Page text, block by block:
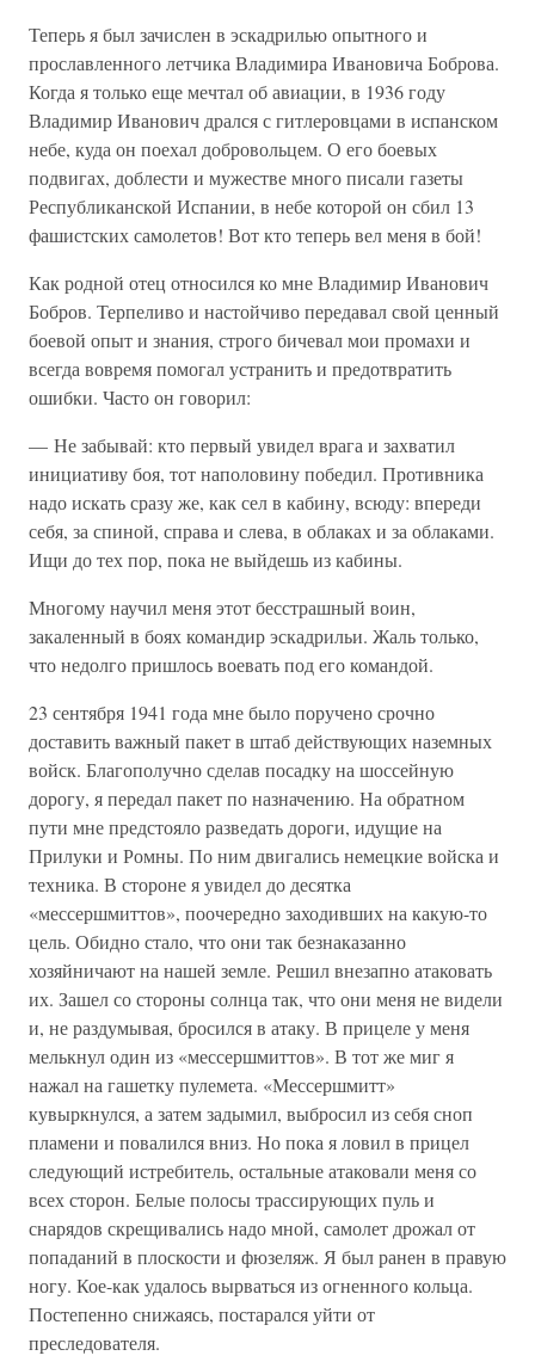
Теперь я был зачислен в эскадрилью опытного и
прославленного летчика Владимира Ивановича Боброва.
Когда я только еще мечтал об авиации, в 1936 году
Владимир Иванович дрался с гитлеровцами в испанском
небе, куда он поехал добровольцем. О его боевых
подвигах, доблести и мужестве много писали газеты
Республиканской Испании, в небе которой он сбил 13
фашистских самолетов! Вот кто теперь вел меня в бой!
Как родной отец относился ко мне Владимир Иванович
Бобров. Терпеливо и настойчиво передавал свой ценный
боевой опыт и знания, строго бичевал мои промахи и
всегда вовремя помогал устранить и предотвратить
ошибки. Часто он говорил:
— Не забывай: кто первый увидел врага и захватил
инициативу боя, тот наполовину победил. Противника
надо искать сразу же, как сел в кабину, всюду: впереди
себя, за спиной, справа и слева, в облаках и за облаками.
Ищи до тех пор, пока не выйдешь из кабины.
Многому научил меня этот бесстрашный воин,
закаленный в боях командир эскадрильи. Жаль только,
что недолго пришлось воевать под его командой.
23 сентября 1941 года мне было поручено срочно
доставить важный пакет в штаб действующих наземных
войск. Благополучно сделав посадку на шоссейную
дорогу, я передал пакет по назначению. На обратном
пути мне предстояло разведать дороги, идущие на
Прилуки и Ромны. По ним двигались немецкие войска и
техника. В стороне я увидел до десятка
«мессершмиттов», поочередно заходивших на какую-то
цель. Обидно стало, что они так безнаказанно
хозяйничают на нашей земле. Решил внезапно атаковать
их. Зашел со стороны солнца так, что они меня не видели
и, не раздумывая, бросился в атаку. В прицеле у меня
мелькнул один из «мессершмиттов». В тот же миг я
нажал на гашетку пулемета. «Мессершмитт»
кувыркнулся, а затем задымил, выбросил из себя сноп
пламени и повалился вниз. Но пока я ловил в прицел
следующий истребитель, остальные атаковали меня со
всех сторон. Белые полосы трассирующих пуль и
снарядов скрещивались надо мной, самолет дрожал от
попаданий в плоскости и фюзеляж. Я был ранен в правую
ногу. Кое-как удалось вырваться из огненного кольца.
Постепенно снижаясь, постарался уйти от
преследователя.